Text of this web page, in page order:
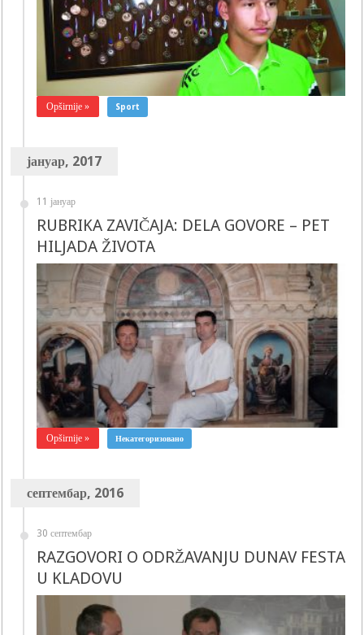
Opširnije » Sport
јануар, 2017
11 јануар
RUBRIKA ZAVIČAJA: DELA GOVORE – PET
HILJADA ŽIVOTA
Opširnije » Некатегоризовано
септембар, 2016
30 септембар
RAZGOVORI O ODRŽAVANJU DUNAV FESTA
U KLADOVU